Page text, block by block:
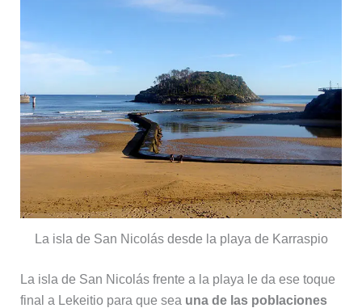
La isla de San Nicolás desde la playa de Karraspio
La isla de San Nicolás frente a la playa le da ese toque
final a Lekeitio para que sea una de las poblaciones